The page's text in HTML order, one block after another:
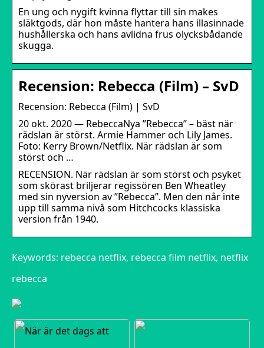
En ung och nygift kvinna flyttar till sin makes
släktgods, där hon måste hantera hans illasinnade
hushållerska och hans avlidna frus olycksbådande
skugga.
Recension: Rebecca (Film) – SvD
Recension: Rebecca (Film) | SvD
20 okt. 2020 — RebeccaNya ”Rebecca” – bäst när
rädslan är störst. Armie Hammer och Lily James.
Foto: Kerry Brown/Netflix. När rädslan är som
störst och …
RECENSION. När rädslan är som störst och psyket
som skörast briljerar regissören Ben Wheatley
med sin nyversion av ”Rebecca”. Men den når inte
upp till samma nivå som Hitchcocks klassiska
version från 1940.
Keywords: rebecca netflix, rebecca film netflix, netflix
rebecca